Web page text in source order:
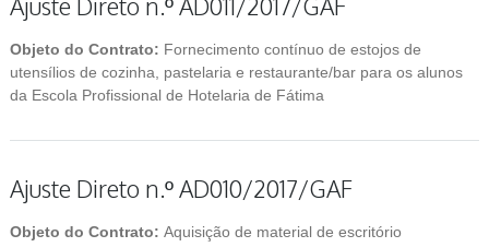
Ajuste Direto n.º AD011/2017/GAF
Objeto do Contrato: Fornecimento contínuo de estojos de
utensílios de cozinha, pastelaria e restaurante/bar para os alunos
da Escola Profissional de Hotelaria de Fátima
Ajuste Direto n.º AD010/2017/GAF
Objeto do Contrato: Aquisição de material de escritório